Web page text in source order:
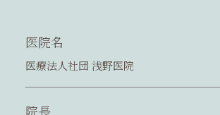
医院名
医療法人社団 浅野医院
院長